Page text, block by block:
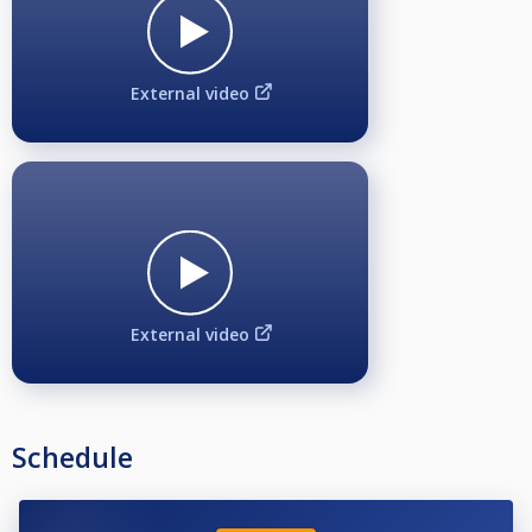
5 gewonnen punten is een game.
Geen caroms.
Geen kisses
Als een bank wordt gemaakt met deze opties krijg je geen punt en word
footspot of een directe lijn er achter.
Bal in hand alleen als de witte word gepot of uit tafel word geschoten.
Ballen in de kitchen of die de lijn raken (liggen in de kitchen) en mogen niet
External video
External video
Schedule